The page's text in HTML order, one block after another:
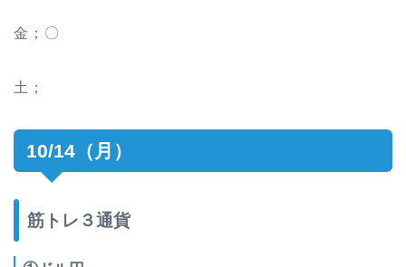
金；〇
土；
10/14（月）
筋トレ３通貨